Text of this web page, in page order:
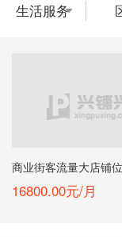
生活服务
商业街客流量大店铺
做大的店招天朗足球
16800.00元/月